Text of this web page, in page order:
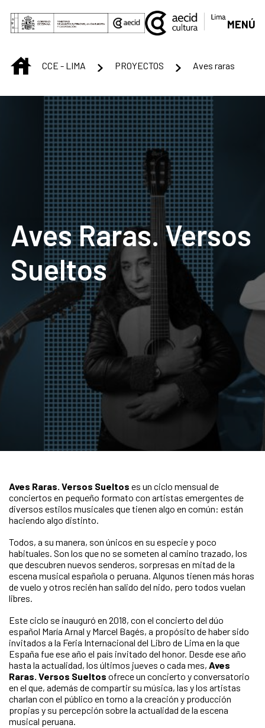
Saut au contenu principal
MENÚ
INICIOCCE - LIMA PROYECTOS Aves raras
Aves Raras. Versos
Sueltos
Aves Raras. Versos Sueltos es un ciclo mensual de
conciertos en pequeño formato con artistas emergentes de
diversos estilos musicales que tienen algo en común: están
haciendo algo distinto.
Todos, a su manera, son únicos en su especie y poco
habituales. Son los que no se someten al camino trazado, los
que descubren nuevos senderos, sorpresas en mitad de la
escena musical española o peruana. Algunos tienen más horas
de vuelo y otros recién han salido del nido, pero todos vuelan
libres.
Este ciclo se inauguró en 2018, con el concierto del dúo
español María Arnal y Marcel Bagés, a propósito de haber sido
invitados a la Feria Internacional del Libro de Lima en la que
España fue ese año el país invitado del honor. Desde ese año
hasta la actualidad, los últimos jueves o cada mes, Aves
Raras. Versos Sueltos ofrece un concierto y conversatorio
en el que, además de compartir su música, las y los artistas
charlan con el público en torno a la creación y producción
propias y su percepción sobre la actualidad de la escena
musical peruana.